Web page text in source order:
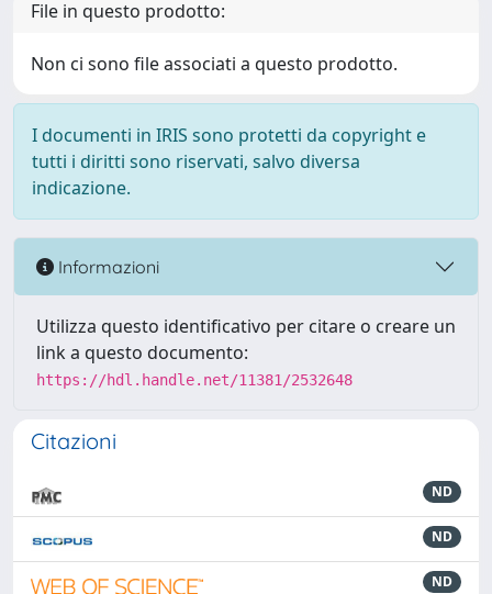
File in questo prodotto:
Non ci sono file associati a questo prodotto.
I documenti in IRIS sono protetti da copyright e
tutti i diritti sono riservati, salvo diversa
indicazione.
Informazioni
Utilizza questo identificativo per citare o creare un
link a questo documento:
https://hdl.handle.net/11381/2532648
Citazioni
ND
ND
ND